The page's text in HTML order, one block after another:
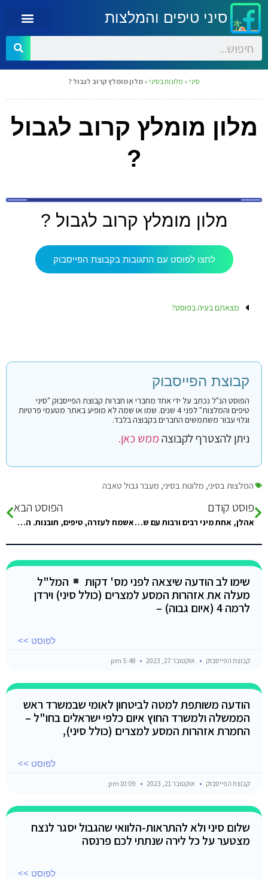
סיני טיפים והמלצות
סיני » מלונות בסיני » מלון מומלץ קרוב לגבול ?
מלון מומלץ קרוב לגבול
?
מלון מומלץ קרוב לגבול ?
לחצו לפוסט עם התגובות בקבוצת הפייסבוק
מצאתם בעיה בפוסט?
קבוצת הפייסבוק
הפוסט הנ"ל נכתב על ידי אחד מחברי או חברות קבוצת הפייסבוק "סיני
טיפים והמלצות" לפני 4 שנים. שמו או שמה לא מופיע באתר מטעמי פרטיות
וגלוי עבור משתמשים החברים בקבוצה בלבד.
ניתן להצטרף לקבוצהממש כאן.
המלצות בסיני, מלונות בסיני, מעבר גבול טאבה
פוסט קודם
אהלן, אחת מיני רבים ורבות עם שאלות חופרות ;) מגיעה עם בנזוגי ביום שני הקרוב, כנראה שנגיע לגבול עד 12/13…
הפוסט הבא
אשמח לעזרה, טיפים, תובנות. הכל יתקבל בברכה. אנחנו זוג פלוס 5. שוקלים לנסוע לטאבה באוגוסט. שמנו עין על מלון נלסון….
שימו לב הודעה שיצאה לפני מס' דקות
המל"ל
מעלה את אזהרות המסע למצרים (כולל סיני) וירדן
לרמה 4 (איום גבוה) –
לפוסט >>
קבוצת הפייסבוק אוקטובר 27, 2023
הודעה משותפת למטה לביטחון לאומי שבמשרד ראש
הממשלה ולמשרד החוץ איום כלפי ישראלים בחו"ל –
החמרת אזהרות המסע למצרים (כולל סיני),
לפוסט >>
קבוצת הפייסבוק אוקטובר 21, 2023
שלום סיני ולא להתראות-הלוואי שהגבול יסגר לנצח
מצטער על כל לירה שנתתי לכם פרנסה
לפוסט >>